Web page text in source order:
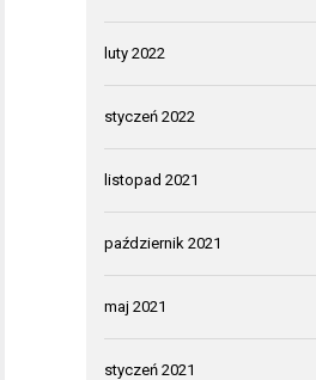
luty 2022
styczeń 2022
listopad 2021
październik 2021
maj 2021
styczeń 2021